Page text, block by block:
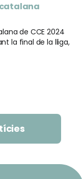
de CCE 2024
la final de la lliga,